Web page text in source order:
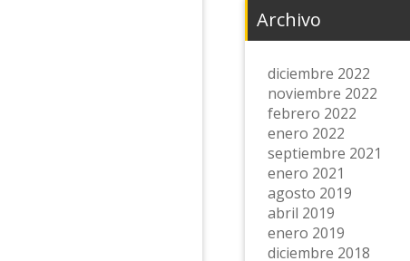
Archivo
diciembre 2022
noviembre 2022
febrero 2022
enero 2022
septiembre 2021
enero 2021
agosto 2019
abril 2019
enero 2019
diciembre 2018